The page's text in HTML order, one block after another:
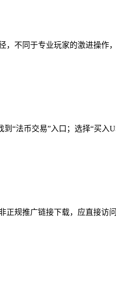
不同于专业玩家的激进操作
“法币交易”入口；选择“买入
规推广链接下载，应直接访